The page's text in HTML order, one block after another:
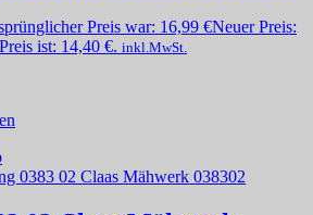
Preis war: 16,99 €Neuer Preis:
ist: 14,40 €. inkl.MwSt.